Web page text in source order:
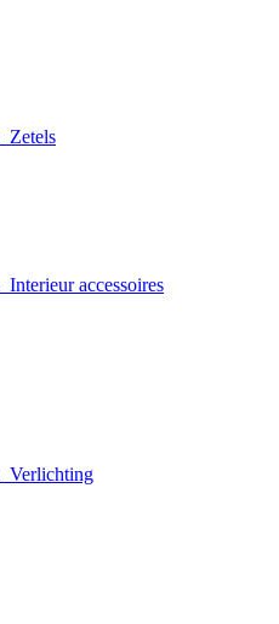
Zetels
Interieur accessoires
Verlichting